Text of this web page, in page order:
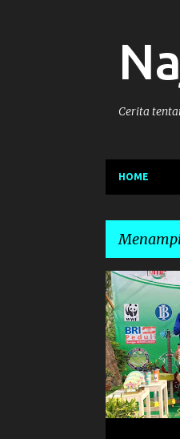
Cerita
HOME
P
o
s
t
i
n
KEGIATAN